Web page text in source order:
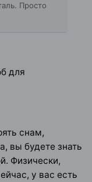
Просто
для
снам,
вы будете знать
Физически,
у вас есть